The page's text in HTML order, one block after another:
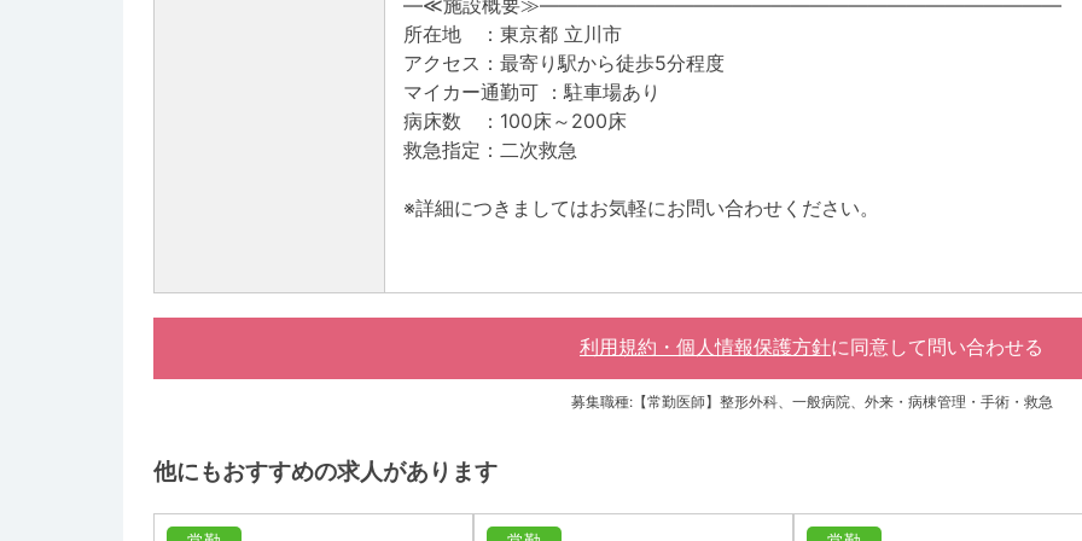
―≪施設概要≫―――――――――――――――――――――――――――
所在地 ：東京都 立川市
アクセス：最寄り駅から徒歩5分程度
マイカー通勤可 ：駐車場あり
病床数 ：100床～200床
救急指定：二次救急
※詳細につきましてはお気軽にお問い合わせください。
利用規約・個人情報保護方針に同意して 問い合わせる
募集職種:【常勤医師】整形外科、一般病院、外来・病棟管理・手術・救急
他にもおすすめの求人があります